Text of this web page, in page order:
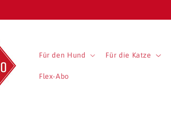
Für den Hund Für die Katze
Flex-Abo